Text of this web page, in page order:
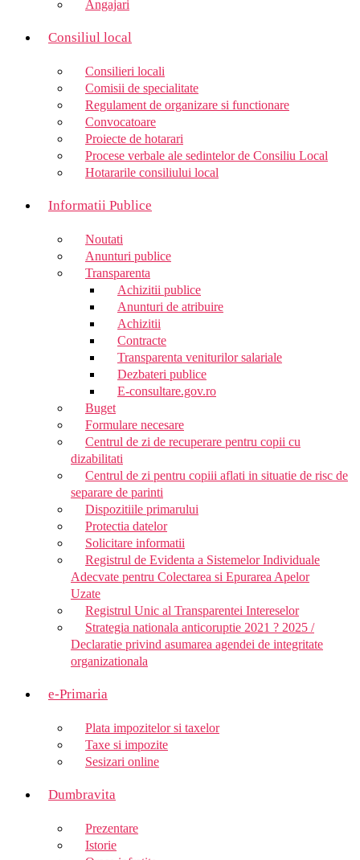
Angajari
Consiliul local
Consilieri locali
Comisii de specialitate
Regulament de organizare si functionare
Convocatoare
Proiecte de hotarari
Procese verbale ale sedintelor de Consiliu Local
Hotararile consiliului local
Informatii Publice
Noutati
Anunturi publice
Transparenta
Achizitii publice
Anunturi de atribuire
Achizitii
Contracte
Transparenta veniturilor salariale
Dezbateri publice
E-consultare.gov.ro
Buget
Formulare necesare
Centrul de zi de recuperare pentru copii cu
dizabilitati
Centrul de zi pentru copiii aflati in situatie de risc de
separare de parinti
Dispozitiile primarului
Protectia datelor
Solicitare informatii
Registrul de Evidenta a Sistemelor Individuale
Adecvate pentru Colectarea si Epurarea Apelor
Uzate
Registrul Unic al Transparentei Intereselor
Strategia nationala anticoruptie 2021 ? 2025 /
Declaratie privind asumarea agendei de integritate
organizationala
e-Primaria
Plata impozitelor si taxelor
Taxe si impozite
Sesizari online
Dumbravita
Prezentare
Istorie